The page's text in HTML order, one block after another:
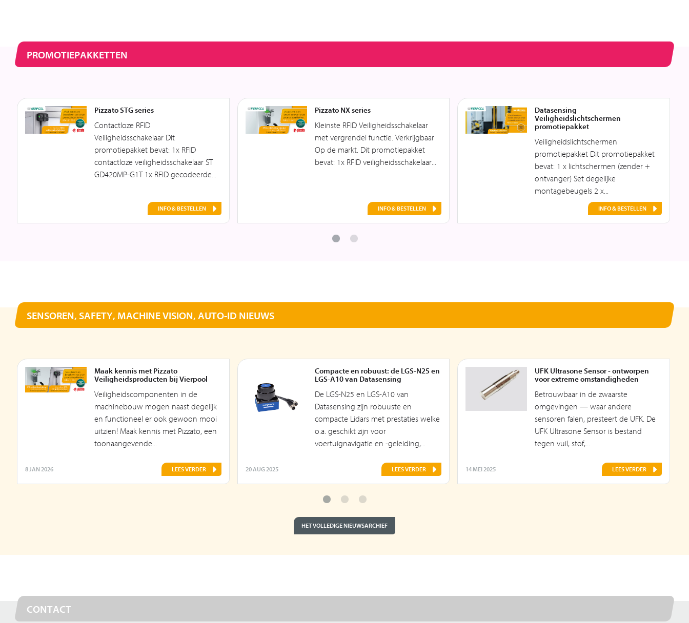
PROMOTIEPAKKETTEN
Pizzato STG series
Contactloze RFID
Veiligheidsschakelaar Dit
promotiepakket bevat: 1x RFID
contactloze veiligheidsschakelaar ST
GD420MP-G1T 1x RFID gecodeerde...
INFO & BESTELLEN
Pizzato NX series
Kleinste RFID Veiligheidsschakelaar
met vergrendel functie. Verkrijgbaar
Op de markt. Dit promotiepakket
bevat: 1x RFID veiligheidsschakelaar...
INFO & BESTELLEN
Datasensing
Veiligheidslichtschermen
promotiepakket
Veiligheidslichtschermen
promotiepakket Dit promotiepakket
bevat: 1 x lichtschermen (zender +
ontvanger) Set degelijke
montagebeugels 2 x...
INFO & BESTELLEN
SENSOREN, SAFETY, MACHINE VISION, AUTO-ID NIEUWS
Maak kennis met Pizzato
Veiligheidsproducten bij Vierpool
Veiligheidscomponenten in de
machinebouw mogen naast degelijk
en functioneel er ook gewoon mooi
uitzien! Maak kennis met Pizzato, een
toonaangevende...
8 JAN 2026 LEES VERDER
Compacte en robuust: de LGS-N25 en
LGS-A10 van Datasensing
De LGS-N25 en LGS-A10 van
Datasensing zijn robuuste en
compacte Lidars met prestaties welke
o.a. geschikt zijn voor
voertuignavigatie en -geleiding,...
20 AUG 2025 LEES VERDER
UFK Ultrasone Sensor - ontworpen
voor extreme omstandigheden
Betrouwbaar in de zwaarste
omgevingen — waar andere
sensoren falen, presteert de UFK. De
UFK Ultrasone Sensor is bestand
tegen vuil, stof,...
14 MEI 2025 LEES VERDER
HET VOLLEDIGE NIEUWSARCHIEF
CONTACT